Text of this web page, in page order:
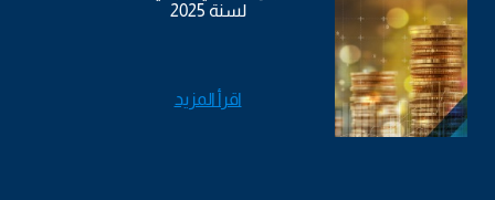
لسنة 2025
اقرأ المزيد